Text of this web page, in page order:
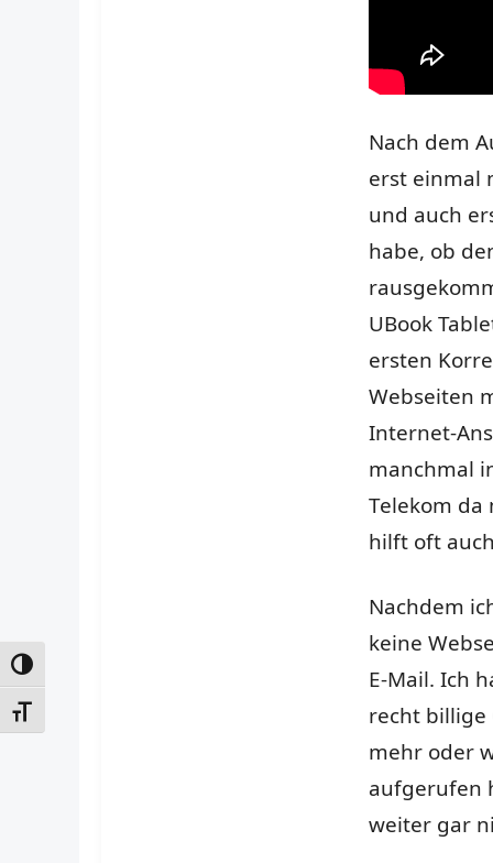
UMSCHALTEN AUF HOHE KONTRASTE
SCHRIFT VERGRÖSSERN
Nach dem
erst einmal
und auch
habe, ob
UBook
ersten
Webseiten
Internet-
manchmal
Telekom da
hilft oft
Nachdem
keine
E-Mail. Ich
recht billige
mehr oder
aufgerufen
weiter gar